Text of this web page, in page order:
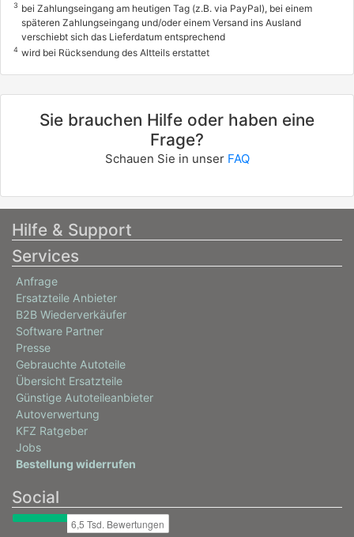
3 bei Zahlungseingang am heutigen Tag (z.B. via PayPal), bei einem
späteren Zahlungseingang und/oder einem Versand ins Ausland
verschiebt sich das Lieferdatum entsprechend
4 wird bei Rücksendung des Altteils erstattet
Sie brauchen Hilfe oder haben eine
Frage?
Schauen Sie in unser FAQ
Hilfe & Support
Services
Anfrage
Ersatzteile Anbieter
B2B Wiederverkäufer
Software Partner
Presse
Gebrauchte Autoteile
Übersicht Ersatzteile
Günstige Autoteileanbieter
Autoverwertung
KFZ Ratgeber
Jobs
Bestellung widerrufen
Social